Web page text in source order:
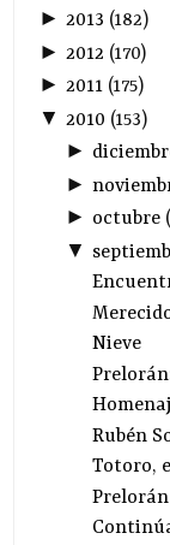
►2013 (182)
► 2012 (170)
►2011 (175)
▼ 2010 (153)
►
►
► octubre(
▼
Nieve
Rubén
Totoro,